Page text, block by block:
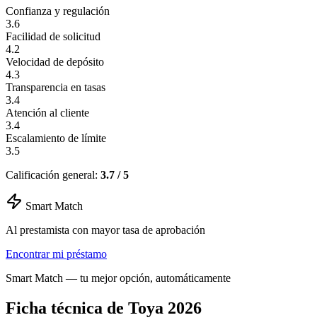
Confianza y regulación
3.6
Facilidad de solicitud
4.2
Velocidad de depósito
4.3
Transparencia en tasas
3.4
Atención al cliente
3.4
Escalamiento de límite
3.5
Calificación general: 3.7 / 5
Smart Match
Al prestamista con mayor tasa de aprobación
Encontrar mi préstamo
Smart Match — tu mejor opción, automáticamente
Ficha técnica de Toya 2026